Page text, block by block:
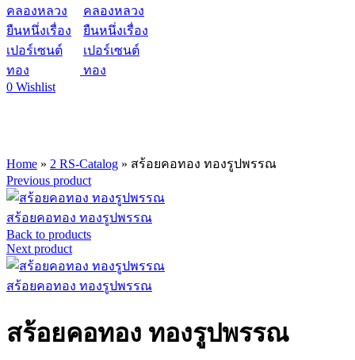
0 Wishlist
Home » 2 RS-Catalog » สร้อยคอทอง ทองรูปพรรณ
Previous product
สร้อยคอทอง ทองรูปพรรณ
Back to products
Next product
สร้อยคอทอง ทองรูปพรรณ
สร้อยคอทอง ทองรูปพรรณ